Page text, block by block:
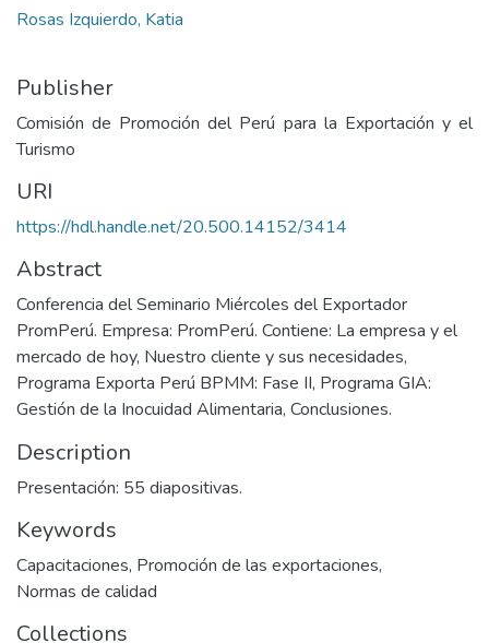
Rosas Izquierdo, Katia
Publisher
Comisión de Promoción del Perú para la Exportación y el
Turismo
URI
https://hdl.handle.net/20.500.14152/3414
Abstract
Conferencia del Seminario Miércoles del Exportador
PromPerú. Empresa: PromPerú. Contiene: La empresa y el
mercado de hoy, Nuestro cliente y sus necesidades,
Programa Exporta Perú BPMM: Fase II, Programa GIA:
Gestión de la Inocuidad Alimentaria, Conclusiones.
Description
Presentación: 55 diapositivas.
Keywords
Capacitaciones, Promoción de las exportaciones,
Normas de calidad
Collections